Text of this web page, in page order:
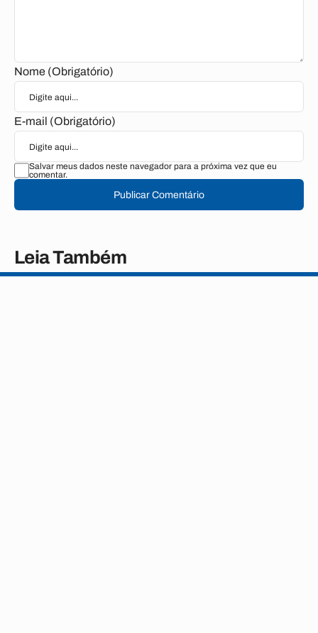
Nome (Obrigatório)
E-mail (Obrigatório)
Salvar meus dados neste navegador para a próxima vez que eu
comentar.
Publicar Comentário
Leia Também